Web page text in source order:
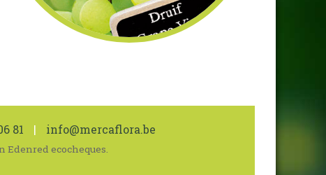
81 | info@mercaflora.be
Edenred ecocheques.